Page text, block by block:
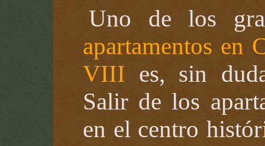
Uno de los
apartamentos en
VIII es, sin
Salir de los
en el centro